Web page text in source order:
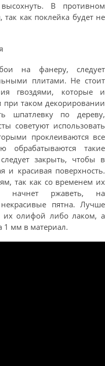
В противном
как поклейка будет не
на фанеру, следует
плитами. Не стоит
гвоздями, которые и
таком декорировании
шпатлевку по дереву,
советуют использовать
проклеиваются все
обрабатываются такие
закрыть, чтобы в
и красивая поверхность.
так как со временем их
начнет ржаветь, на
пятна. Лучше
их олифой либо лаком, а
1 мм в материал.